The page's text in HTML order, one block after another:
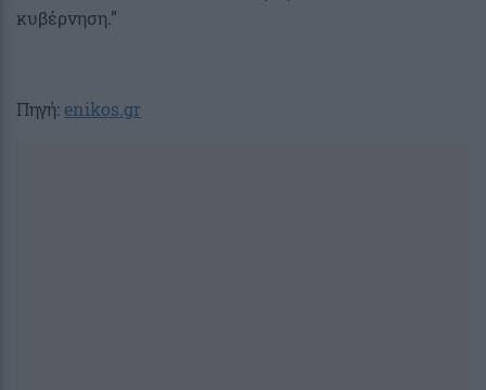
κυβέρνηση.”
Πηγή: enikos.gr